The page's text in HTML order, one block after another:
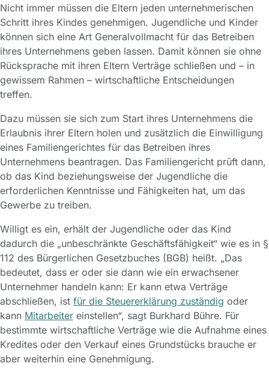
Nicht immer müssen die Eltern jeden unternehmerischen
Schritt ihres Kindes genehmigen. Jugendliche und Kinder
können sich eine Art Generalvollmacht für das Betreiben
ihres Unternehmens geben lassen. Damit können sie ohne
Rücksprache mit ihren Eltern Verträge schließen und – in
gewissem Rahmen – wirtschaftliche Entscheidungen
treffen.
Dazu müssen sie sich zum Start ihres Unternehmens die
Erlaubnis ihrer Eltern holen und zusätzlich die Einwilligung
eines Familiengerichtes für das Betreiben ihres
Unternehmens beantragen. Das Familiengericht prüft dann,
ob das Kind beziehungsweise der Jugendliche die
erforderlichen Kenntnisse und Fähigkeiten hat, um das
Gewerbe zu treiben.
Willigt es ein, erhält der Jugendliche oder das Kind
dadurch die „unbeschränkte Geschäftsfähigkeit“ wie es in §
112 des Bürgerlichen Gesetzbuches (BGB) heißt. „Das
bedeutet, dass er oder sie dann wie ein erwachsener
Unternehmer handeln kann: Er kann etwa Verträge
abschließen, ist für die Steuererklärung zuständig oder
kann Mitarbeiter einstellen“, sagt Burkhard Bühre. Für
bestimmte wirtschaftliche Verträge wie die Aufnahme eines
Kredites oder den Verkauf eines Grundstücks brauche er
aber weiterhin eine Genehmigung.